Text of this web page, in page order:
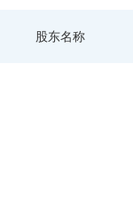
股东名称